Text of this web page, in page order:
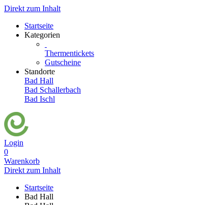
Direkt zum Inhalt
Startseite
Kategorien
Thermentickets
Gutscheine
Standorte
Bad Hall
Bad Schallerbach
Bad Ischl
Login
0
Warenkorb
Direkt zum Inhalt
Startseite
Bad Hall